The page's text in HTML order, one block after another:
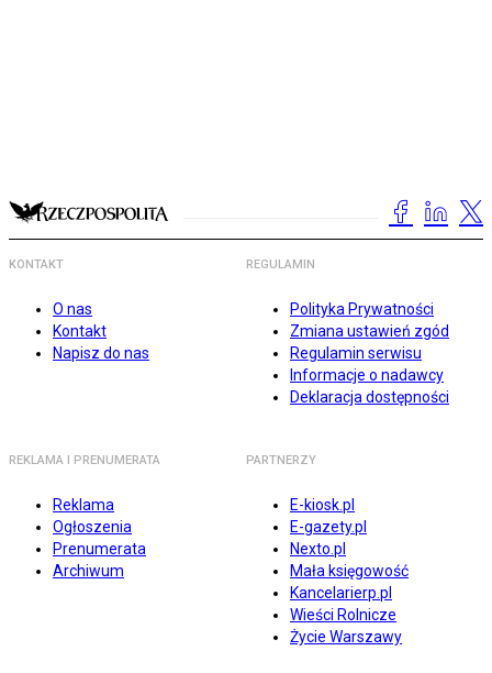
KONTAKT
O nas
Kontakt
Napisz do nas
REGULAMIN
Polityka Prywatności
Zmiana ustawień zgód
Regulamin serwisu
Informacje o nadawcy
Deklaracja dostępności
REKLAMA I PRENUMERATA
Reklama
Ogłoszenia
Prenumerata
Archiwum
PARTNERZY
E-kiosk.pl
E-gazety.pl
Nexto.pl
Mała księgowość
Kancelarierp.pl
Wieści Rolnicze
Życie Warszawy